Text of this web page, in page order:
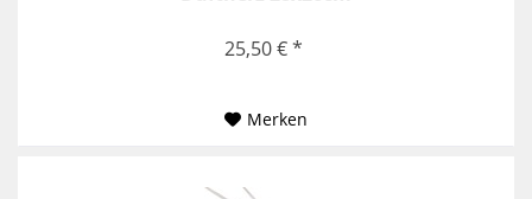
25,50 € *
Merken